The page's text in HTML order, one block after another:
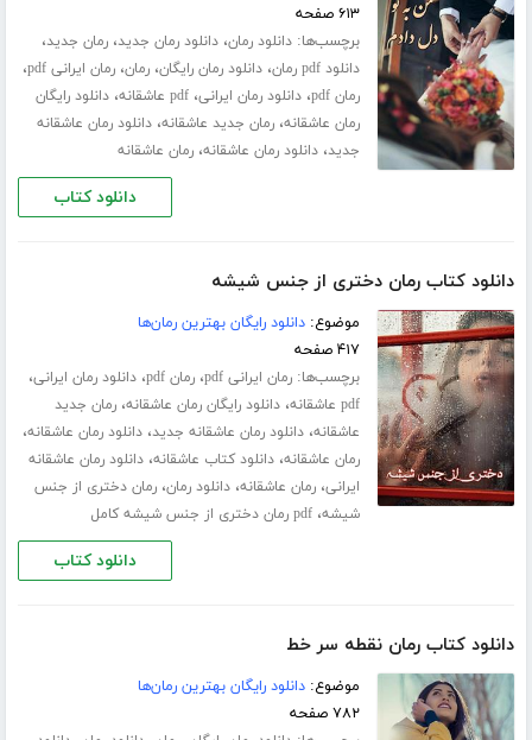
۶۱۳ صفحه
برچسب‌ها:دانلود رمان،دانلود رمان جدید،رمان جدید،
دانلود pdf رمان ،دانلود رمان رایگان،رمان،رمان ایرانی pdf ،
رمان pdf ،دانلود رمان ایرانی،pdf عاشقانه ،دانلود رایگان
رمان عاشقانه،رمان جدید عاشقانه،دانلود رمان عاشقانه
جدید،دانلود رمان عاشقانه،رمان عاشقانه
دانلود کتاب
دانلود کتاب رمان دختری از جنس شیشه
موضوع:دانلود رایگان بهترین رمان‌ها
۴۱۷ صفحه
برچسب‌ها:رمان ایرانی pdf ،رمان pdf ،دانلود رمان ایرانی،
pdf عاشقانه ،دانلود رایگان رمان عاشقانه،رمان جدید
عاشقانه،دانلود رمان عاشقانه جدید،دانلود رمان عاشقانه،
رمان عاشقانه،دانلود کتاب عاشقانه،دانلود رمان عاشقانه
ایرانی،رمان عاشقانه،دانلود رمان،رمان دختری از جنس
شیشه،pdf رمان دختری از جنس شیشه کامل
دانلود کتاب
دانلود کتاب رمان نقطه سر خط
موضوع:دانلود رایگان بهترین رمان‌ها
۷۸۲ صفحه